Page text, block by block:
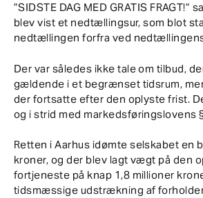
”SIDSTE DAG MED GRATIS FRAGT!”
blev vist et nedtællingsur, som blot
nedtællingen forfra ved
Der var således ikke tale om tilbud,
gældende i et begrænset tidsrum,
der fortsatte efter den oplyste frist.
og i strid med markedsføringslovens
Retten i Aarhus idømte selskabet en
kroner, og der blev lagt vægt på den
fortjeneste på knap 1,8 millioner
tidsmæssige udstrækning af